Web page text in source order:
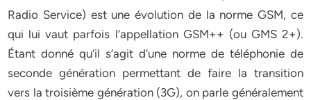
Radio Service) est une évolution de la norme GSM, ce
qui lui vaut parfois l’appellation GSM++ (ou GMS 2+).
Étant donné qu’il s’agit d’une norme de téléphonie de
seconde génération permettant de faire la transition
vers la troisième génération (3G), on parle généralement